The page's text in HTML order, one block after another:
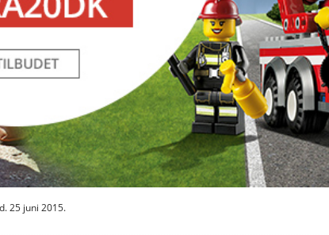
25 juni 2015.